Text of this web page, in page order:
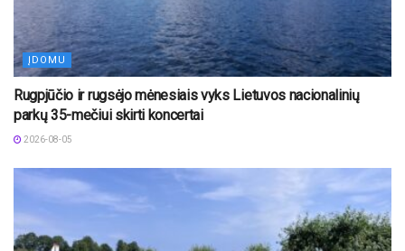
ĮDOMU
Rugpjūčio ir rugsėjo mėnesiais vyks Lietuvos nacionalinių
parkų 35-mečiui skirti koncertai
2026-08-05